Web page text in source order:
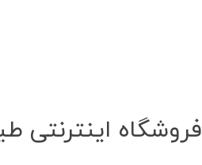
فروشگاه اینترنتی